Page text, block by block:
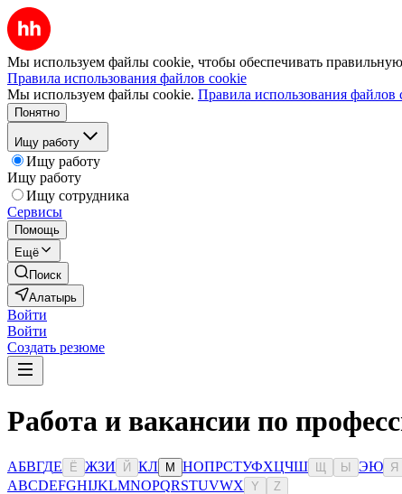
Мы используем файлы cookie, чтобы обеспечивать
Правила использования файлов cookie
Мы используем файлы cookie. Правила использования файлов
Понятно
Ищу работу
Ищу работу
Ищу работу
Ищу сотрудника
Сервисы
Помощь
Ещё
Поиск
Алатырь
Войти
Войти
Создать резюме
Работа и вакансии по
АБВГДЕ Ё ЖЗИ Й КЛ М НОПРСТУФХЦЧШ Ы ЭЮ Я
ABCDEFGHIJKLMNOPQRSTUVWX Y Z